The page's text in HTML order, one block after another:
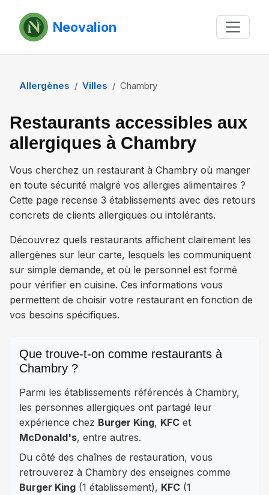
Neovalion
Allergènes Villes Chambry
Restaurants accessibles aux
allergiques à Chambry
Vous cherchez un restaurant à Chambry où manger
en toute sécurité malgré vos allergies alimentaires ?
Cette page recense 3 établissements avec des retours
concrets de clients allergiques ou intolérants.
Découvrez quels restaurants affichent clairement les
allergènes sur leur carte, lesquels les communiquent
sur simple demande, et où le personnel est formé
pour vérifier en cuisine. Ces informations vous
permettent de choisir votre restaurant en fonction de
vos besoins spécifiques.
Que trouve-t-on comme restaurants à
Chambry ?
Parmi les établissements référencés à Chambry,
les personnes allergiques ont partagé leur
expérience chez Burger King, KFC et
McDonald's, entre autres.
Du côté des chaînes de restauration, vous
retrouverez à Chambry des enseignes comme
Burger King (1 établissement), KFC (1